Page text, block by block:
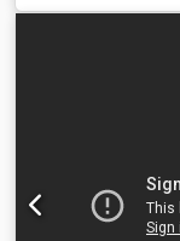
Année de
Pression de